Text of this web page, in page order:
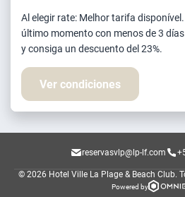
Al elegir rate: Melhor tarifa disponível.
último momento con menos de 3
y consiga un descuento del 23%.
Ver condiciones
reservasvlp@lp-lf.com
© 2026 Hotel Ville La Plage & Beach Club.
Powered by